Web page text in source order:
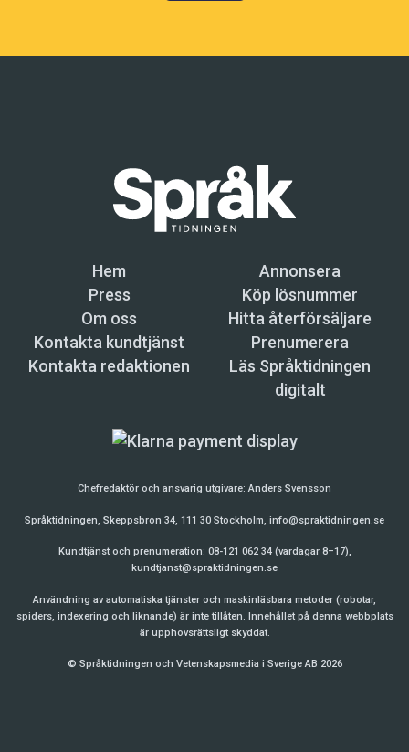
Hem
Annonsera
Press
Köp lösnummer
Om oss
Hitta återförsäljare
Kontakta kundtjänst
Prenumerera
Kontakta redaktionen
Läs Språktidningen
digitalt
Chefredaktör och ansvarig utgivare:Anders Svensson
Språktidningen, Skeppsbron 34, 111 30 Stockholm, info@spraktidningen.se
Kundtjänst och prenumeration: 08-121 062 34 (vardagar 8–17),
kundtjanst@spraktidningen.se
Användning av automatiska tjänster och maskinläsbara metoder (robotar,
spiders, indexering och liknande) är inte tillåten. Innehållet på denna webbplats
är upphovsrättsligt skyddat.
© Språktidningen och Vetenskapsmedia i Sverige AB 2026